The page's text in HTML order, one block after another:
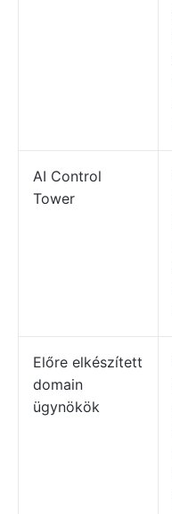
AI Control
Tower
Előre elkészített
domain
ügynökök